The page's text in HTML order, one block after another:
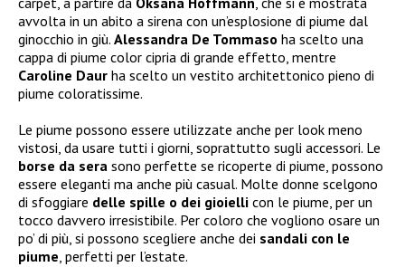
avvolta in un abito a sirena con un’esplosione di piume dal
ginocchio in giù. Alessandra De Tommaso ha scelto una
cappa di piume color cipria di grande effetto, mentre
Caroline Daur ha scelto un vestito architettonico pieno di
piume coloratissime.
Le piume possono essere utilizzate anche per look meno
vistosi, da usare tutti i giorni, soprattutto sugli accessori. Le
borse da sera sono perfette se ricoperte di piume, possono
essere eleganti ma anche più casual. Molte donne scelgono
di sfoggiare delle spille o dei gioielli con le piume, per un
tocco davvero irresistibile. Per coloro che vogliono osare un
po’ di più, si possono scegliere anche dei sandali con le
piume, perfetti per l’estate.